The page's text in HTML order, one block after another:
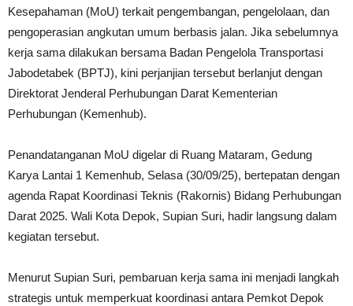
Kesepahaman (MoU) terkait pengembangan, pengelolaan, dan
pengoperasian angkutan umum berbasis jalan. Jika sebelumnya
kerja sama dilakukan bersama Badan Pengelola Transportasi
Jabodetabek (BPTJ), kini perjanjian tersebut berlanjut dengan
Direktorat Jenderal Perhubungan Darat Kementerian
Perhubungan (Kemenhub).
Penandatanganan MoU digelar di Ruang Mataram, Gedung
Karya Lantai 1 Kemenhub, Selasa (30/09/25), bertepatan dengan
agenda Rapat Koordinasi Teknis (Rakornis) Bidang Perhubungan
Darat 2025. Wali Kota Depok, Supian Suri, hadir langsung dalam
kegiatan tersebut.
Menurut Supian Suri, pembaruan kerja sama ini menjadi langkah
strategis untuk memperkuat koordinasi antara Pemkot Depok